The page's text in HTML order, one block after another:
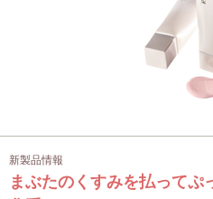
新製品情報
まぶたのくすみを払ってぷ